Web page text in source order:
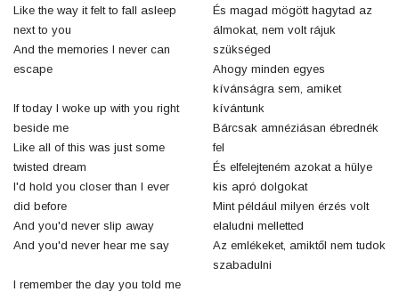
Like the way it felt to fall asleep
next to you
And the memories I never can
escape
If today I woke up with you right
beside me
Like all of this was just some
twisted dream
I'd hold you closer than I ever
did before
And you'd never slip away
And you'd never hear me say
I remember the day you told me
És magad mögött hagytad az
álmokat, nem volt rájuk
szükséged
Ahogy minden egyes
kívánságra sem, amiket
kívántunk
Bárcsak amnéziásan ébrednék
fel
És elfelejteném azokat a hülye
kis apró dolgokat
Mint például milyen érzés volt
elaludni melletted
Az emlékeket, amiktől nem tudok
szabadulni